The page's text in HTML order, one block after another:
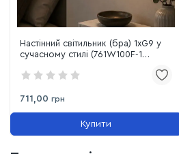
Настінний світильник (бра) 1xG9 у
сучасному стилі (761W100F-1
711,00 грн
Купити